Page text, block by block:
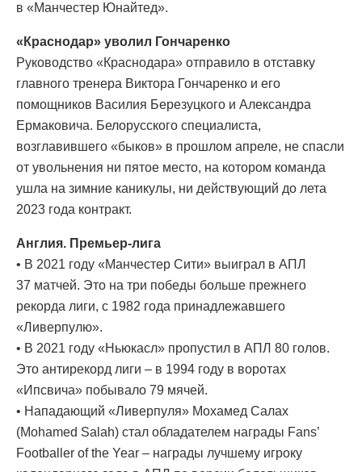
в «Манчестер Юнайтед».
«Краснодар» уволил Гончаренко
Руководство «Краснодара» отправило в отставку
главного тренера Виктора Гончаренко и его
помощников Василия Березуцкого и Александра
Ермаковича. Белорусского специалиста,
возглавившего «быков» в прошлом апреле, не спасли
от увольнения ни пятое место, на котором команда
ушла на зимние каникулы, ни действующий до лета
2023 года контракт.
Англия. Премьер-лига
• В 2021 году «Манчестер Сити» выиграл в АПЛ
37 матчей. Это на три победы больше прежнего
рекорда лиги, с 1982 года принадлежавшего
«Ливерпулю».
• В 2021 году «Ньюкасл» пропустил в АПЛ 80 голов.
Это антирекорд лиги – в 1994 году в воротах
«Ипсвича» побывало 79 мячей.
• Нападающий «Ливерпуля» Мохамед Салах
(Mohamed Salah) стал обладателем награды Fans’
Footballer of the Year – награды лучшему игроку